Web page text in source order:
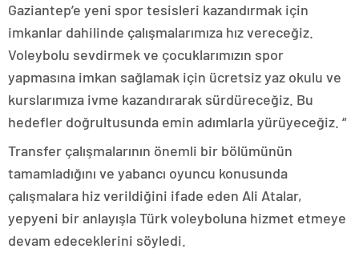
Gaziantep’e yeni spor tesisleri kazandırmak için
imkanlar dahilinde çalışmalarımıza hız vereceğiz.
Voleybolu sevdirmek ve çocuklarımızın spor
yapmasına imkan sağlamak için ücretsiz yaz okulu ve
kurslarımıza ivme kazandırarak sürdüreceğiz. Bu
hedefler doğrultusunda emin adımlarla yürüyeceğiz. “
Transfer çalışmalarının önemli bir bölümünün
tamamladığını ve yabancı oyuncu konusunda
çalışmalara hiz verildiğini ifade eden Ali Atalar,
yepyeni bir anlayışla Türk voleyboluna hizmet etmeye
devam edeceklerini söyledi.